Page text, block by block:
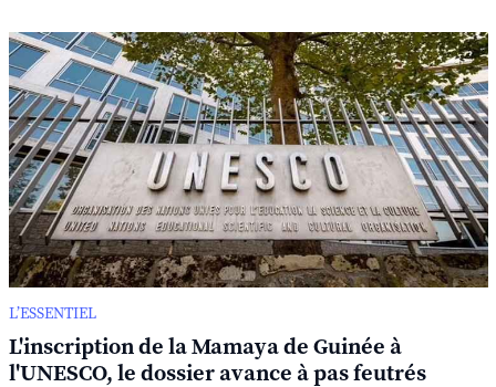
L’ESSENTIEL
L'inscription de la Mamaya de Guinée à
l'UNESCO, le dossier avance à pas feutrés